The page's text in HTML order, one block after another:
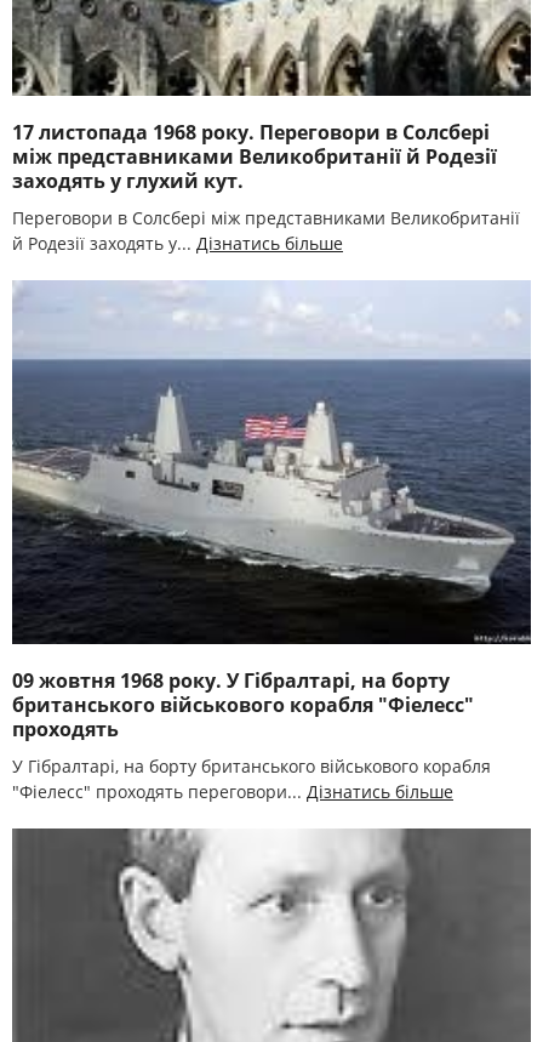
17 листопада 1968 року. Переговори в Солсбері
між представниками Великобританії й Родезії
заходять у глухий кут.
Переговори в Солсбері між представниками Великобританії
й Родезії заходять у... Дізнатись більше
09 жовтня 1968 року. У Гібралтарі, на борту
британського військового корабля "Фіелесс"
проходять
У Гібралтарі, на борту британського військового корабля
"Фіелесс" проходять переговори... Дізнатись більше